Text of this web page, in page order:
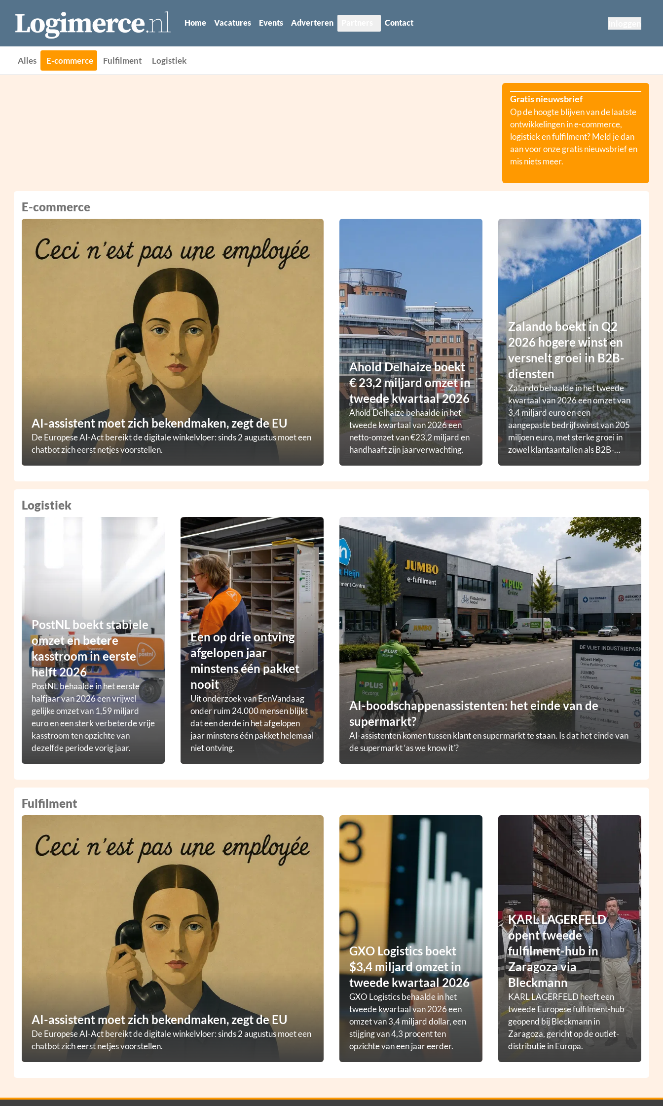
Home Vacatures Events Adverteren Contact
Alles E-commerce Fulfilment Logistiek
Gratis nieuwsbrief
Op de hoogte blijven van de laatste
ontwikkelingen in e-commerce,
logistiek en fulfilment? Meld je dan
aan voor onze gratis nieuwsbrief en
mis niets meer.
E-commerce
AI-assistent moet zich bekendmaken, zegt de EU
De Europese AI-Act bereikt de digitale winkelvloer: sinds 2 augustus moet een
chatbot zich eerst netjes voorstellen.
Ahold Delhaize boekt
€ 23,2 miljard omzet in
tweede kwartaal 2026
Ahold Delhaize behaalde in het
tweede kwartaal van 2026 een
netto-omzet van €23,2 miljard en
handhaaft zijn jaarverwachting.
Zalando boekt in Q2
2026 hogere winst en
versnelt groei in B2B-
diensten
Zalando behaalde in het tweede
kwartaal van 2026 een omzet van
3,4 miljard euro en een
aangepaste bedrijfswinst van 205
miljoen euro, met sterke groei in
zowel klantaantallen als B2B-
Logistiek
AI-boodschappenassistenten: het einde van de
supermarkt?
AI-assistenten komen tussen klant en supermarkt te staan. Is dat het einde van
de supermarkt ‘as we know it’?
PostNL boekt stabiele
omzet en betere
kasstroom in eerste
helft 2026
PostNL behaalde in het eerste
halfjaar van 2026 een vrijwel
gelijke omzet van 1,59 miljard
euro en een sterk verbeterde vrije
kasstroom ten opzichte van
dezelfde periode vorig jaar.
Een op drie ontving
afgelopen jaar
minstens één pakket
nooit
Uit onderzoek van EenVandaag
onder ruim 24.000 mensen blijkt
dat een derde in het afgelopen
jaar minstens één pakket helemaal
niet ontving.
Fulfilment
AI-assistent moet zich bekendmaken, zegt de EU
De Europese AI-Act bereikt de digitale winkelvloer: sinds 2 augustus moet een
chatbot zich eerst netjes voorstellen.
GXO Logistics boekt
$3,4 miljard omzet in
tweede kwartaal 2026
GXO Logistics behaalde in het
tweede kwartaal van 2026 een
omzet van 3,4 miljard dollar, een
stijging van 4,3 procent ten
opzichte van een jaar eerder.
KARL LAGERFELD
opent tweede
fulfilment-hub in
Zaragoza via
Bleckmann
KARL LAGERFELD heeft een
tweede Europese fulfilment-hub
geopend bij Bleckmann in
Zaragoza, gericht op de outlet-
distributie in Europa.